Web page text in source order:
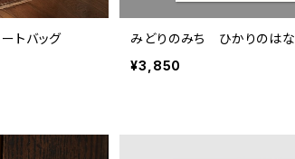
トバッグ
みどりのみち ひかりのはな
¥3,850